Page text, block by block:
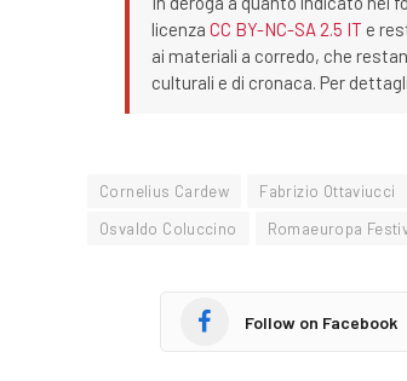
licenza CC BY-NC-SA 2.5 IT e
ai materiali a corredo, che
culturali e di cronaca. Per
Cornelius Cardew Fabrizio Ottaviucci
Osvaldo Coluccino
Romaeuropa
Follow on Facebook